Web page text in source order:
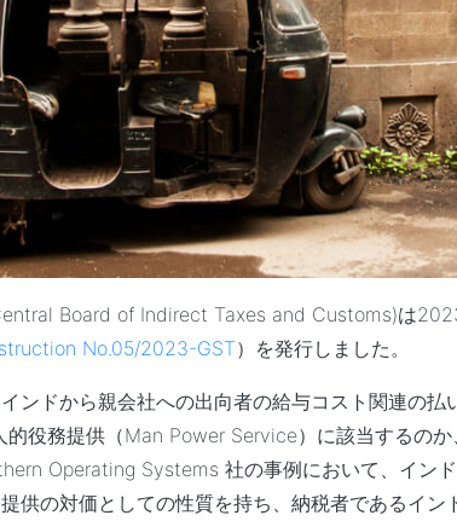
Board of Indirect Taxes and Customs)は
No.05/2023-GST）を発行しました。
ンドから親会社への出向者の給与コスト関連の
役務提供（Man Power Service）に該当するの
Operating Systems 社の事例において、イン
供の対価としての性質を持ち、納税者であるイ